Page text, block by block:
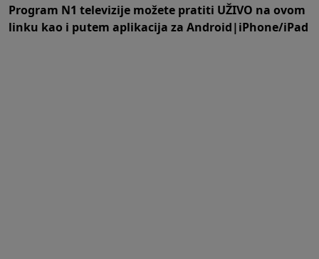
Program N1 televizije možete pratiti UŽIVO na ovom
linku kao i putem aplikacija za Android|iPhone/iPad